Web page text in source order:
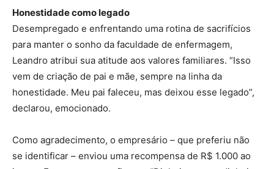
Honestidade como legado
Desempregado e enfrentando uma rotina de sacrifícios
para manter o sonho da faculdade de enfermagem,
Leandro atribui sua atitude aos valores familiares. “Isso
vem de criação de pai e mãe, sempre na linha da
honestidade. Meu pai faleceu, mas deixou esse legado”,
declarou, emocionado.
Como agradecimento, o empresário – que preferiu não
se identificar – enviou uma recompensa de R$ 1.000 ao